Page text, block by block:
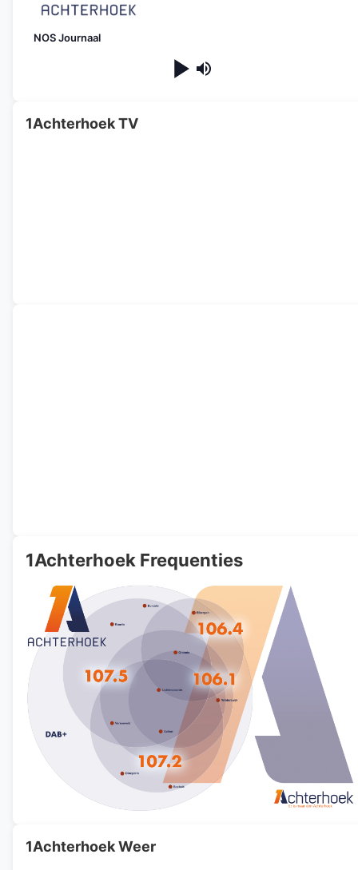
NOS Journaal
1Achterhoek TV
1Achterhoek Frequenties
1Achterhoek Weer